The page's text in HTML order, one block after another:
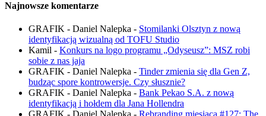
Najnowsze komentarze
GRAFIK - Daniel Nalepka - Stomilanki Olsztyn z nową
identyfikacją wizualną od TOFU Studio
Kamil - Konkurs na logo programu „Odyseusz”: MSZ robi
sobie z nas jaja
GRAFIK - Daniel Nalepka - Tinder zmienia się dla Gen Z,
budząc spore kontrowersje. Czy słusznie?
GRAFIK - Daniel Nalepka - Bank Pekao S.A. z nową
identyfikacją i hołdem dla Jana Hollendra